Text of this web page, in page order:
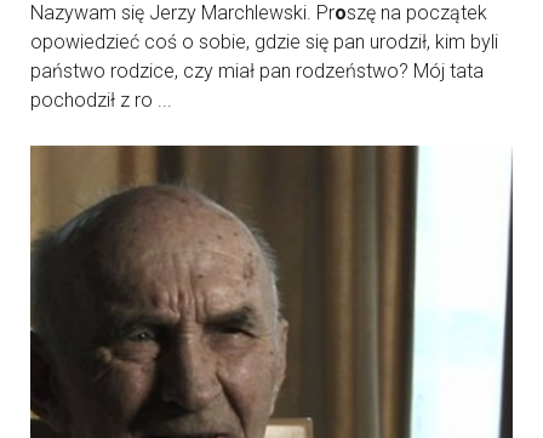
Nazywam się Jerzy Marchlewski. Proszę na początek
opowiedzieć coś o sobie, gdzie się pan urodził, kim byli
państwo rodzice, czy miał pan rodzeństwo? Mój tata
pochodził z ro ...